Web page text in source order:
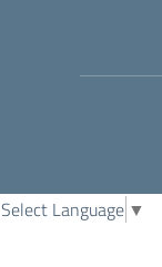
Select Language ▼